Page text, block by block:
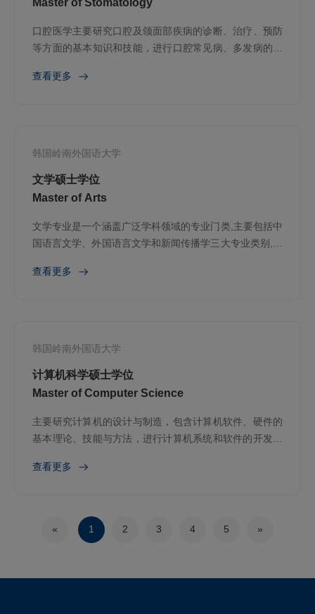
口腔医学主要研究口腔及颌面部疾病的诊断、治疗、预防
等方面的基本知识和技能，进行口腔常见病、多发病的诊
查看更多
韩国岭南外国语大学
文学硕士学位
Master of Arts
文学专业是一个涵盖广泛学科领域的专业门类,主要包括中
国语言文学、外国语言文学和新闻传播学三大专业类别,以
查看更多
韩国岭南外国语大学
计算机科学硕士学位
Master of Computer Science
主要研究计算机的设计与制造，包含计算机软件、硬件的
基本理论、技能与方法，进行计算机系统和软件的开发与
查看更多
« 1 2 3 4 5 »